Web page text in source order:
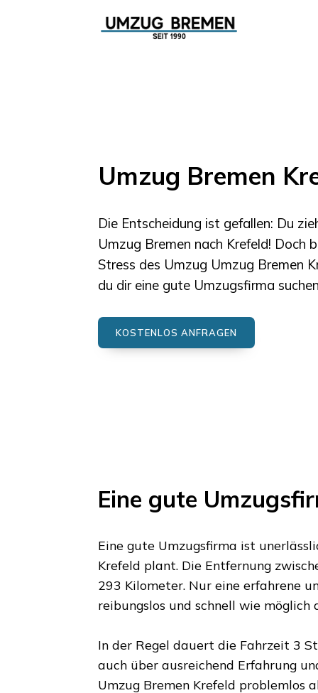
Umzug Bremen
Die Entscheidung ist gefallen: Du
Umzug Bremen nach Krefeld! Doch
Stress des Umzug Umzug Bremen
du dir eine gute Umzugsfirma
KOSTENLOS ANFRAGEN
Eine gute
Eine gute Umzugsfirma ist
Krefeld plant. Die Entfernung
293 Kilometer. Nur eine erfahrene
reibungslos und schnell wie möglich
In der Regel dauert die Fahrzeit 3
auch über ausreichend Erfahrung
Umzug Bremen Krefeld problemlos